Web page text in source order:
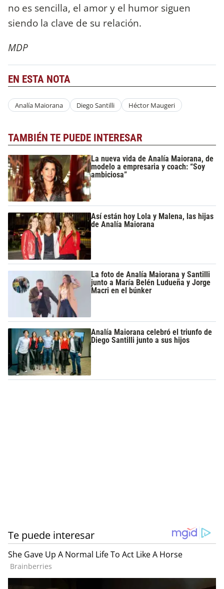
no es sencilla, el amor y el humor siguen
siendo la clave de su relación.
MDP
EN ESTA NOTA
Analía Maiorana Diego Santilli Héctor Maugeri
TAMBIÉN TE PUEDE INTERESAR
La nueva vida de Analía Maiorana, de
modelo a empresaria y coach: “Soy
ambiciosa”
Así están hoy Lola y Malena, las hijas
de Analía Maiorana
La foto de Analía Maiorana y Santilli
junto a María Belén Ludueña y Jorge
Macri en el búnker
Analía Maiorana celebró el triunfo de
Diego Santilli junto a sus hijos